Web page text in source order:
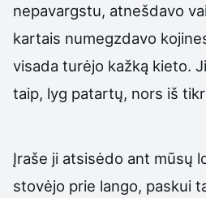
nepavargstu, atnešdavo
kartais numegzdavo
visada turėjo kažką kieto.
taip, lyg patartų, nors iš
Įraše ji atsisėdo ant mūsų
stovėjo prie lango, paskui